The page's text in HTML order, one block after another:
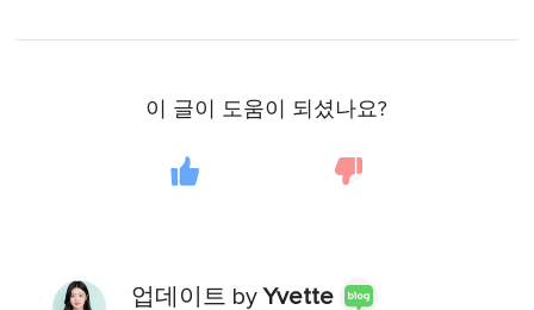
이 글이 도움이 되셨나요?
업데이트 byYvette